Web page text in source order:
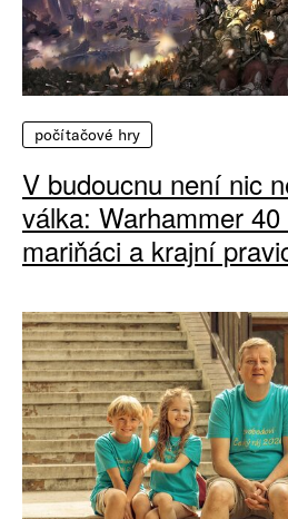
počítačové hry
V budoucnu není nic
válka: Warhammer
mariňáci a krajní